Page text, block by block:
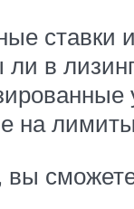
ставки
в
на